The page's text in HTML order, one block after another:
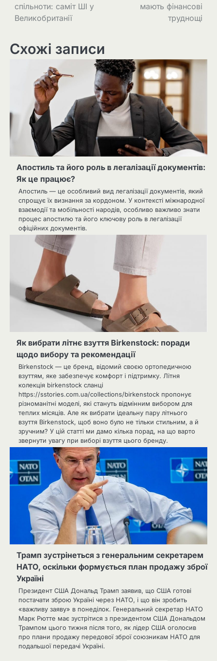
спільноти: саміт ШІ у
Великобританії
мають фінансові
труднощі
Схожі записи
Апостиль та його роль в легалізації документів:
Як це працює?
Апостиль — це особливий вид легалізації документів, який
спрощує їх визнання за кордоном. У контексті міжнародної
взаємодії та мобільності народів, особливо важливо знати
процес апостилю та його ключову роль в легалізації
офіційних документів.
Як вибрати літнє взуття Birkenstock: поради
щодо вибору та рекомендації
Birkenstock — це бренд, відомий своєю ортопедичною
взуттям, яке забезпечує комфорт і підтримку. Літня
колекція birkenstock сланці
https://sstories.com.ua/collections/birkenstock пропонує
різноманітні моделі, які стануть відмінним вибором для
теплих місяців. Але як вибрати ідеальну пару літнього
взуття Birkenstock, щоб воно було не тільки стильним, а й
зручним? У цій статті ми дамо кілька порад, на що варто
звернути увагу при виборі взуття цього бренду.
Трамп зустрінеться з генеральним секретарем
НАТО, оскільки формується план продажу зброї
Україні
Президент США Дональд Трамп заявив, що США готові
постачати зброю Україні через НАТО, і що він зробить
«важливу заяву» в понеділок. Генеральний секретар НАТО
Марк Рютте має зустрітися з президентом США Дональдом
Трампом цього тижня після того, як лідер США оголосив
про плани продажу передової зброї союзникам НАТО для
подальшої передачі Україні.